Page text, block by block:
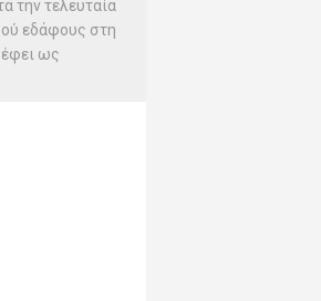
την τελευταία
εδάφους στη
ως